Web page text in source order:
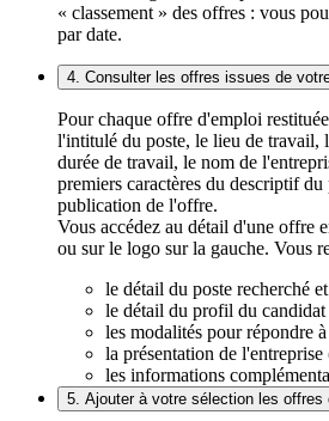
« classement » des offres : vous
par date.
4. Consulter les offres issues de
Pour chaque offre d'emploi
l'intitulé du poste, le lieu de travail,
durée de travail, le nom de
premiers caractères du descriptif du
publication de l'offre.
Vous accédez au détail d'une offre
ou sur le logo sur la gauche. Vous
le détail du poste recherché
le détail du profil du
les modalités pour répondre
la présentation de l'entreprise
les informations
5. Ajouter à votre sélection les offres